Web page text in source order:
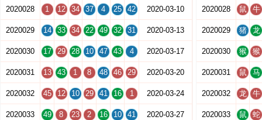
2020028 1 12 34 37 4 25 42 2020-03-10
2020029 14 33 34 22 49 32 31 2020-03-13
2020030 17 29 28 10 47 43 4 2020-03-17
2020031 13 43 1 8 48 46 29 2020-03-20
2020032 45 12 10 29 41 16 1 2020-03-24
2020033 49 8 23 2 16 10 41 2020-03-27
2020028 鼠 牛
2020029 猪 龙
2020030 猴 猴
2020031 鼠 马
2020032 龙 牛
2020033 鼠 蛇